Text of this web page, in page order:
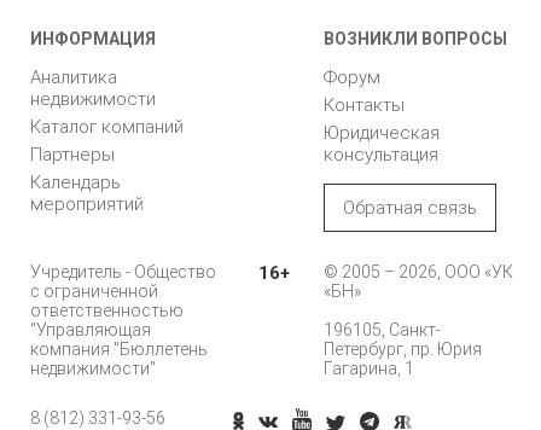
ИНФОРМАЦИЯ
Аналитика
недвижимости
Каталог компаний
Партнеры
Календарь
мероприятий
ВОЗНИКЛИ ВОПРОСЫ
Форум
Контакты
Юридическая
консультация
Обратная связь
Учредитель - Общество
с ограниченной
ответственностью
"Управляющая
компания "Бюллетень
недвижимости"
16+
© 2005 – 2026, ООО «УК
«БН»
196105, Санкт-
Петербург, пр. Юрия
Гагарина, 1
8 (812) 331-93-56